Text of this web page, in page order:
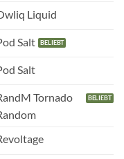
Liquid
Salt
Salt
Tornado